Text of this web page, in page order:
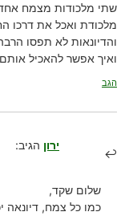
שתי מלכודות מצמח
מלכודת ואכל את דרכו
והדיונאות לא תפסו
ואיך אפשר להאכיל
הגב
ירון הגיב:
שלום שקד,
כמו כל צמח, דיונאה